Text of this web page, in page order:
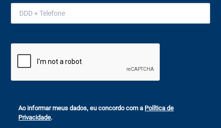
Ao informar meus dados, eu concordo com a Política de
Privacidade.